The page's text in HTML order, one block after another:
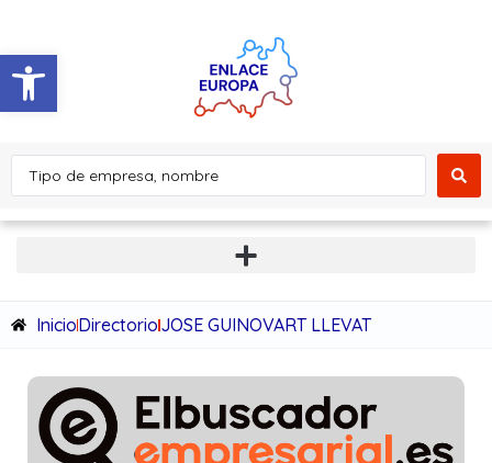
Abrir barra de herramientas
InicioDirectorioJOSE GUINOVART LLEVAT